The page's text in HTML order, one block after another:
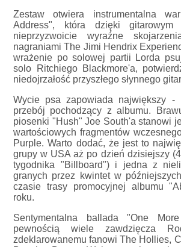
Zestaw otwiera instrumentalna
Address", która dzięki gitarowym
nieprzyzwoicie wyraźne
nagraniami The Jimi Hendrix
wrażenie po solowej partii Lorda
solo Ritchiego Blackmore'a,
niedojrzałość przyszłego słynnego
Wycie psa zapowiada największy
przebój pochodzący z albumu.
piosenki "Hush" Joe South'a stanowi
wartościowych fragmentów
Purple. Warto dodać, że jest to
grupy w USA aż po dzień dzisiejszy
tygodnika "Billboard") i jedna z
granych przez kwintet w
czasie trasy promocyjnej albumu
roku.
Sentymentalna ballada "One
pewnością wiele zawdzięcza
zdeklarowanemu fanowi The Hollies,